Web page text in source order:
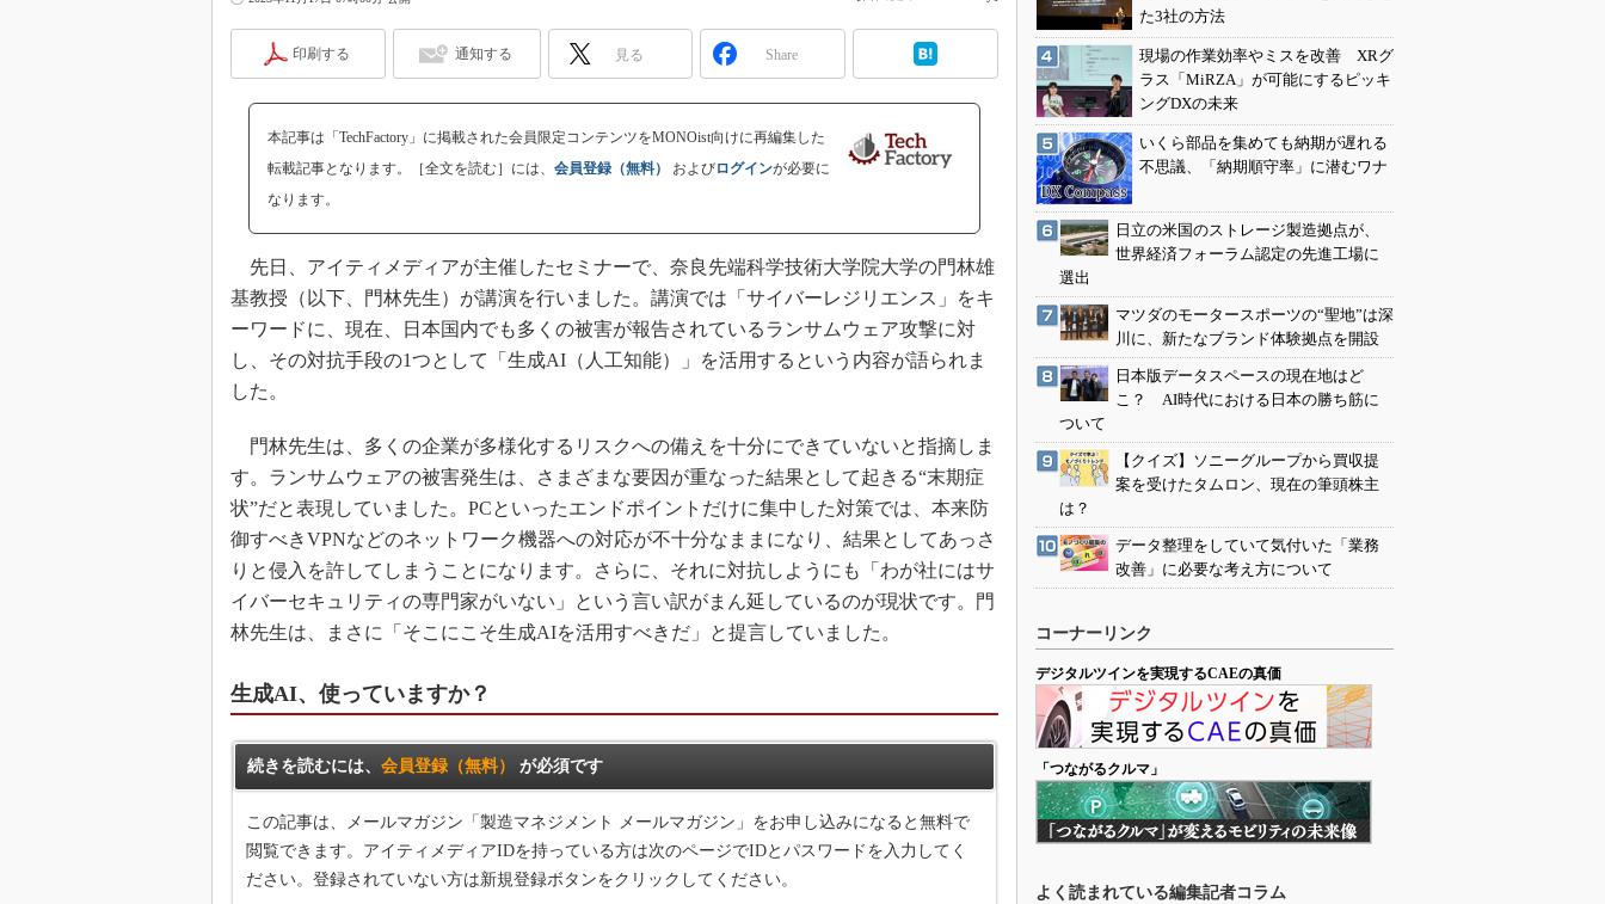
デジタルツインとCAE
S＆OP
メイドインジャパン
植物工場
知財マネジメント
海外生産
新型コロナへの対応
印刷する 通知する 見る Share
本記事は「TechFactory」に掲載された会員限定コンテンツをMONOist向けに再編集した
転載記事となります。［全文を読む］には、 会員登録（無料） およびログインが必要に
なります。
先日、アイティメディアが主催したセミナーで、奈良先端科学技術大学院大学の門林雄
基教授（以下、門林先生）が講演を行いました。講演では「サイバーレジリエンス」をキ
ーワードに、現在、日本国内でも多くの被害が報告されているランサムウェア攻撃に対
し、その対抗手段の1つとして「生成AI（人工知能）」を活用するという内容が語られま
した。
門林先生は、多くの企業が多様化するリスクへの備えを十分にできていないと指摘しま
す。ランサムウェアの被害発生は、さまざまな要因が重なった結果として起きる“末期症
状”だと表現していました。PCといったエンドポイントだけに集中した対策では、本来防
御すべきVPNなどのネットワーク機器への対応が不十分なままになり、結果としてあっさ
りと侵入を許してしまうことになります。さらに、それに対抗しようにも「わが社にはサ
イバーセキュリティの専門家がいない」という言い訳がまん延しているのが現状です。門
林先生は、まさに「そこにこそ生成AIを活用すべきだ」と提言していました。
生成AI、使っていますか？
続きを読むには、 会員登録（無料） が必須です
この記事は、メールマガジン「製造マネジメント メールマガジン」をお申し込みになると無料で
閲覧できます。アイティメディアIDを持っている方は次のページでIDとパスワードを入力してく
ださい。登録されていない方は新規登録ボタンをクリックしてください。
た3社の方法
現場の作業効率やミスを改善 XRグ
ラス「MiRZA」が可能にするピッキ
ングDXの未来
いくら部品を集めても納期が遅れる
不思議、「納期順守率」に潜むワナ
日立の米国のストレージ製造拠点が、
世界経済フォーラム認定の先進工場に
選出
マツダのモータースポーツの“聖地”は深
川に、新たなブランド体験拠点を開設
日本版データスペースの現在地はど
こ？ AI時代における日本の勝ち筋に
ついて
【クイズ】ソニーグループから買収提
案を受けたタムロン、現在の筆頭株主
は？
データ整理をしていて気付いた「業務
改善」に必要な考え方について
コーナーリンク
デジタルツインを実現するCAEの真価
「つながるクルマ」
よく読まれている編集記者コラム